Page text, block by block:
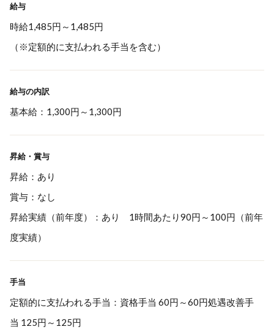
給与
時給1,485円～1,485円
（※定額的に支払われる手当を含む）
給与の内訳
基本給：1,300円～1,300円
昇給・賞与
昇給：あり
賞与：なし
昇給実績（前年度）：あり 1時間あたり90円～100円（前年
度実績）
手当
定額的に支払われる手当：資格手当 60円～60円処遇改善手
当 125円～125円